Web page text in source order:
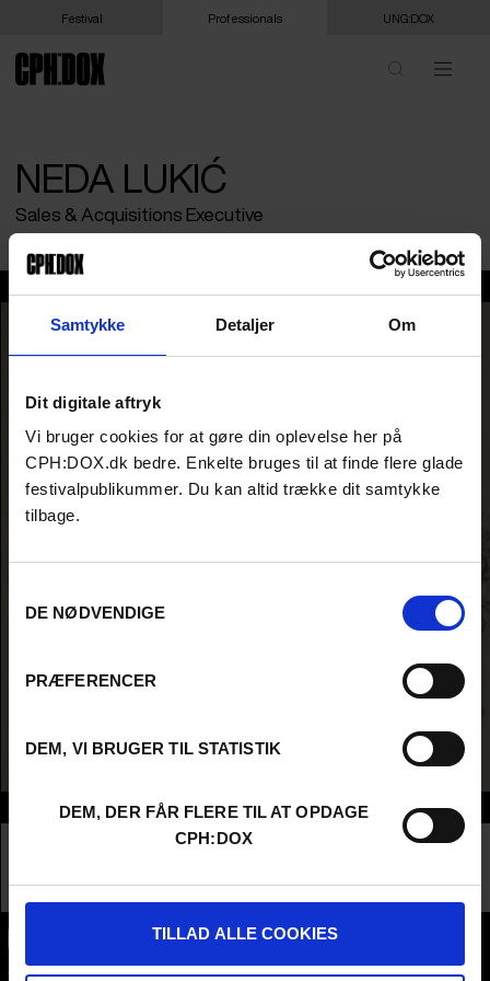
Samtykke Detaljer Om
Dit digitale aftryk
Vi bruger cookies for at gøre din oplevelse her på
CPH:DOX.dk bedre. Enkelte bruges til at finde flere glade
festivalpublikummer. Du kan altid trække dit samtykke
tilbage.
DE NØDVENDIGE
PRÆFERENCER
DEM, VI BRUGER TIL STATISTIK
DEM, DER FÅR FLERE TIL AT OPDAGE
CPH:DOX
TILLAD ALLE COOKIES
Festival Professionals UNG:DOX
NEDA LUKIĆ
Sales & Acquisitions Executive
Serbia
Profession
Distributor / Sales Agent
CPH:DOX